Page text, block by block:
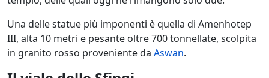
Una delle statue più imponenti è quella di Amenhotep
III, alta 10 metri e pesante oltre 700 tonnellate, scolpita
in granito rosso proveniente da Aswan.